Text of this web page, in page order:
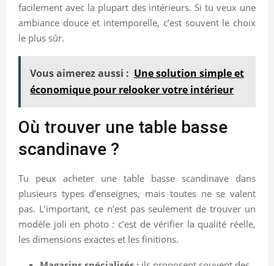
facilement avec la plupart des intérieurs. Si tu veux une
ambiance douce et intemporelle, c’est souvent le choix
le plus sûr.
Vous aimerez aussi : Une solution simple et
économique pour relooker votre intérieur
Où trouver une table basse
scandinave ?
Tu peux acheter une table basse scandinave dans
plusieurs types d’enseignes, mais toutes ne se valent
pas. L’important, ce n’est pas seulement de trouver un
modèle joli en photo : c’est de vérifier la qualité réelle,
les dimensions exactes et les finitions.